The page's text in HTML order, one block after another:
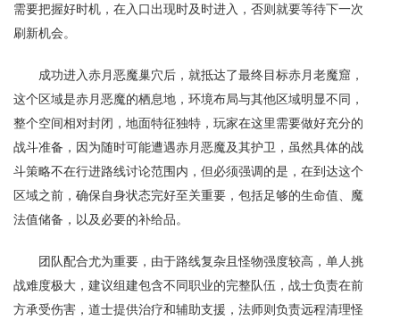
需要把握好时机，在入口出现时及时进入，否则就要等待下一次
刷新机会。
成功进入赤月恶魔巢穴后，就抵达了最终目标赤月老魔窟，
这个区域是赤月恶魔的栖息地，环境布局与其他区域明显不同，
整个空间相对封闭，地面特征独特，玩家在这里需要做好充分的
战斗准备，因为随时可能遭遇赤月恶魔及其护卫，虽然具体的战
斗策略不在行进路线讨论范围内，但必须强调的是，在到达这个
区域之前，确保自身状态完好至关重要，包括足够的生命值、魔
法值储备，以及必要的补给品。
团队配合尤为重要，由于路线复杂且怪物强度较高，单人挑
战难度极大，建议组建包含不同职业的完整队伍，战士负责在前
方承受伤害，道士提供治疗和辅助支援，法师则负责远程清理怪